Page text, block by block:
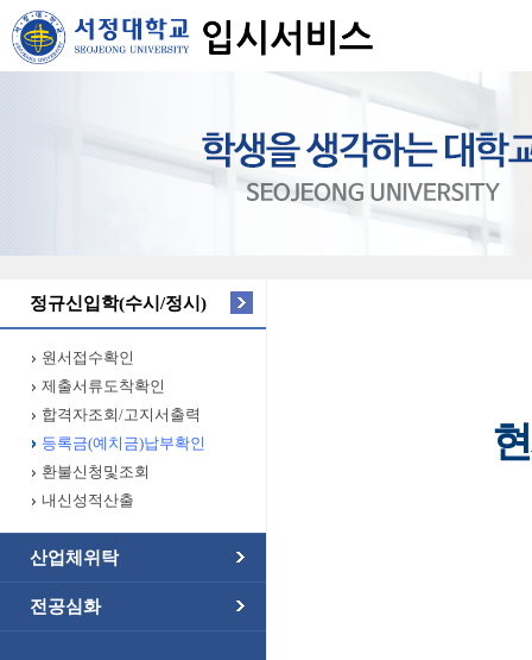
정규신입학(수시/정시)
원서접수확인
제출서류도착확인
합격자조회/고지서출력
등록금(예치금)납부확인
환불신청및조회
내신성적산출
산업체위탁
전공심화